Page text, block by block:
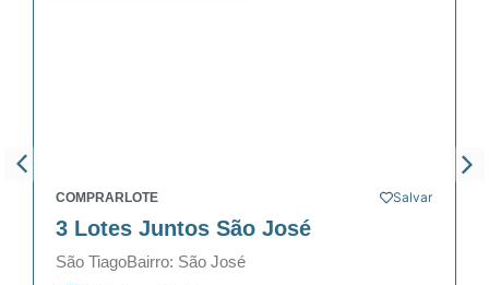
COMPRARLOTE Salvar
3 Lotes Juntos São José
São TiagoBairro: São José